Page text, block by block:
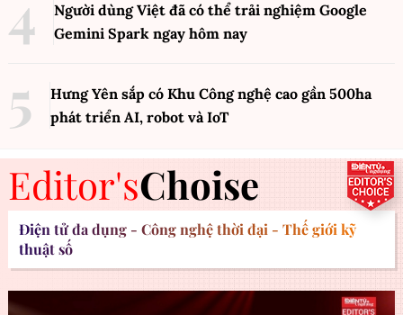
Người dùng Việt đã có thể trải nghiệm Google
Gemini Spark ngay hôm nay
Hưng Yên sắp có Khu Công nghệ cao gần 500ha
phát triển AI, robot và IoT
Editor'sChoise
Điện tử đa dụng - Công nghệ thời đại - Thế giới kỹ
thuật số